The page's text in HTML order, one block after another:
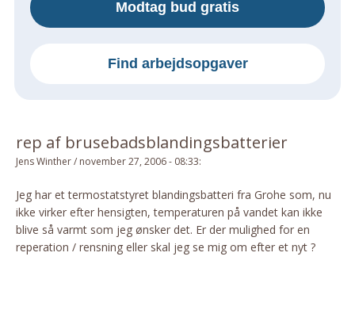
Om Materialer
HANDYMAN
Tips Og Tricks
Kemi
Andet
Båd
Modtag bud gratis
Find arbejdsopgaver
rep af brusebadsblandingsbatterier
Jens Winther/ november 27, 2006 - 08:33:
Jeg har et termostatstyret blandingsbatteri fra Grohe som, nu
ikke virker efter hensigten, temperaturen på vandet kan ikke
blive så varmt som jeg ønsker det. Er der mulighed for en
reperation / rensning eller skal jeg se mig om efter et nyt ?